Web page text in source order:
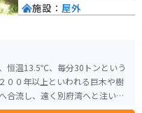
恒温13.5℃、毎分30トンという
００年以上といわれる巨木や樹
合流し、遠く別府湾へと注いで
施設： 屋外